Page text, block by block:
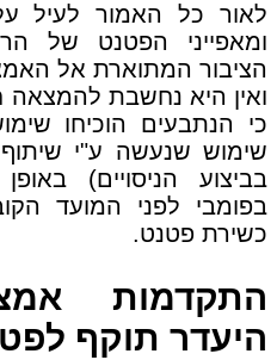
לאור כל האמור לעיל
ומאפייני הפטנט של
הציבור המתוארת אל
ואין היא נחשבת
כי הנתבעים הוכיחו
שימוש שנעשה ע"י
בביצוע הניסויים)
בפומבי לפני המועד
כשירת פטנט.
התקדמות
היעדר תוקף